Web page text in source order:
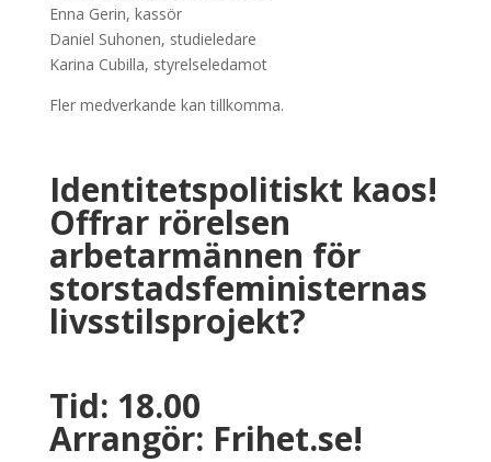
Enna Gerin, kassör
Daniel Suhonen, studieledare
Karina Cubilla, styrelseledamot
Fler medverkande kan tillkomma.
Identitetspolitiskt kaos!
Offrar rörelsen
arbetarmännen för
storstadsfeministernas
livsstilsprojekt?
Tid: 18.00
Arrangör: Frihet.se!